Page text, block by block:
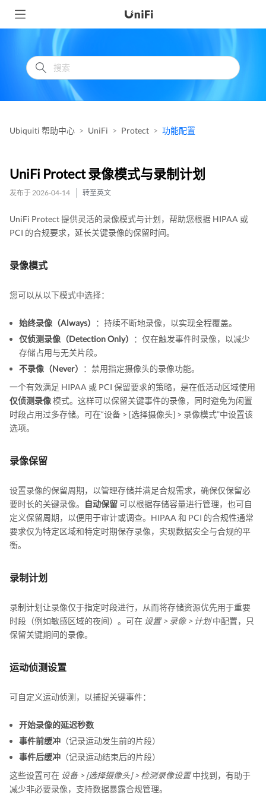
Ubiquiti 帮助中心 UniFi Protect 功能配置
UniFi Protect 录像模式与录制计划
发布于 2026-04-14 转至英文
UniFi Protect 提供灵活的录像模式与计划，帮助您根据 HIPAA 或
PCI 的合规要求，延长关键录像的保留时间。
录像模式
您可以从以下模式中选择：
始终录像（Always）
：持续不断地录像，以实现全程覆盖。
仅侦测录像（Detection Only）
：仅在触发事件时录像，以减少
存储占用与无关片段。
不录像（Never）
：禁用指定摄像头的录像功能。
一个有效满足 HIPAA 或 PCI 保留要求的策略，是在低活动区域使用
仅侦测录像模式。这样可以保留关键事件的录像，同时避免为闲置
时段占用过多存储。可在“设备 > [选择摄像头] > 录像模式”中设置该
选项。
录像保留
设置录像的保留周期，以管理存储并满足合规需求，确保仅保留必
要时长的关键录像。
自动保留可以根据存储容量进行管理，也可自
定义保留周期，以便用于审计或调查。HIPAA 和 PCI 的合规性通常
要求仅为特定区域和特定时期保存录像，实现数据安全与合规的平
衡。
录制计划
录制计划让录像仅于指定时段进行，从而将存储资源优先用于重要
时段（例如敏感区域的夜间）。可在 设置 > 录像 > 计划中配置，只
保留关键期间的录像。
运动侦测设置
可自定义运动侦测，以捕捉关键事件：
开始录像的延迟秒数
事件前缓冲 （记录运动发生前的片段）
事件后缓冲 （记录运动结束后的片段）
这些设置可在 设备 > [选择摄像头] > 检测录像设置中找到，有助于
减少非必要录像，支持数据暴露合规管理。